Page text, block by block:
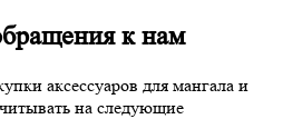
к нам
аксессуаров для мангала и
на следующие